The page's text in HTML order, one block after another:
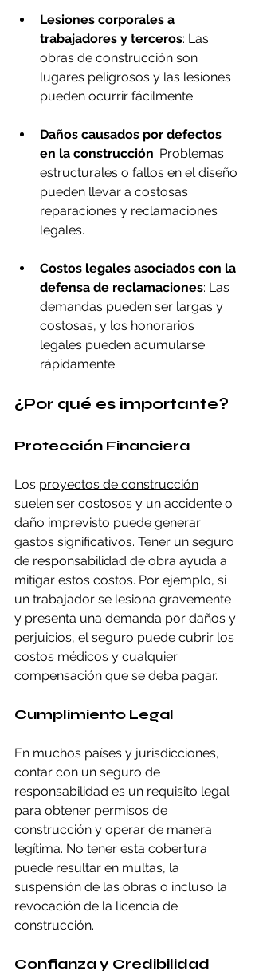
Lesiones corporales a
trabajadores y terceros: Las
obras de construcción son
lugares peligrosos y las lesiones
pueden ocurrir fácilmente.
Daños causados por defectos
en la construcción: Problemas
estructurales o fallos en el diseño
pueden llevar a costosas
reparaciones y reclamaciones
legales.
Costos legales asociados con la
defensa de reclamaciones: Las
demandas pueden ser largas y
costosas, y los honorarios
legales pueden acumularse
rápidamente.
¿Por qué es importante?
Protección Financiera
Los proyectos de construcción
suelen ser costosos y un accidente o
daño imprevisto puede generar
gastos significativos. Tener un seguro
de responsabilidad de obra ayuda a
mitigar estos costos. Por ejemplo, si
un trabajador se lesiona gravemente
y presenta una demanda por daños y
perjuicios, el seguro puede cubrir los
costos médicos y cualquier
compensación que se deba pagar.
Cumplimiento Legal
En muchos países y jurisdicciones,
contar con un seguro de
responsabilidad es un requisito legal
para obtener permisos de
construcción y operar de manera
legítima. No tener esta cobertura
puede resultar en multas, la
suspensión de las obras o incluso la
revocación de la licencia de
construcción.
Confianza y Credibilidad